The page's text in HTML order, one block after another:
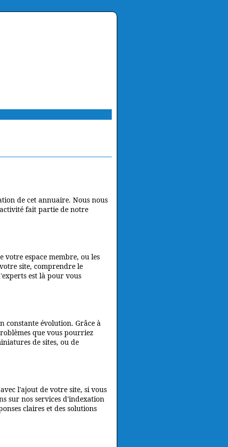
de cet annuaire. Nous nous
fait partie de notre
espace membre, ou les
site, comprendre le
est là pour vous
constante évolution. Grâce à
que vous pourriez
de sites, ou de
l'ajout de votre site, si vous
sur nos services d'indexation
claires et des solutions